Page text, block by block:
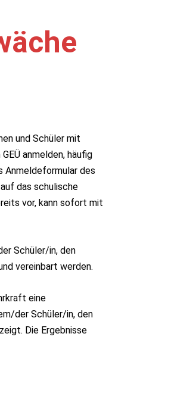
und Schüler mit
anmelden, häufig
Anmeldeformular des
das schulische
vor, kann sofort mit
Schüler/in, den
vereinbart werden.
eine
der Schüler/in, den
Die Ergebnisse